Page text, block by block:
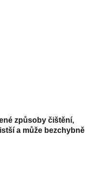
způsoby čištění,
a může bezchybně